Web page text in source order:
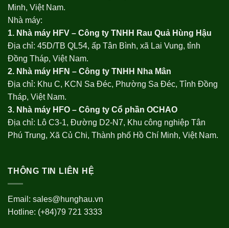
Minh, Việt Nam.
Nhà máy:
1. Nhà máy HFV – Công ty TNHH Rau Quả Hùng Hậu
Địa chỉ: 45D/TB QL54, ấp Tân Bình, xã Lai Vung, tỉnh
Đồng Tháp, Việt Nam.
2. Nhà máy HFN – Công ty TNHH Nha Mân
Địa chỉ: Khu C, KCN Sa Đéc, Phường Sa Đéc, Tỉnh Đồng
Tháp, Việt Nam.
3. Nhà máy HFO – Công ty Cổ phần OCHAO
Địa chỉ: Lô C3-1, Đường D2-N7, Khu công nghiệp Tân
Phú Trung, Xã Củ Chi, Thành phố Hồ Chí Minh, Việt Nam.
THÔNG TIN LIÊN HỆ
Email: sales@hunghau.vn
Hotline: (+84)79 721 3333